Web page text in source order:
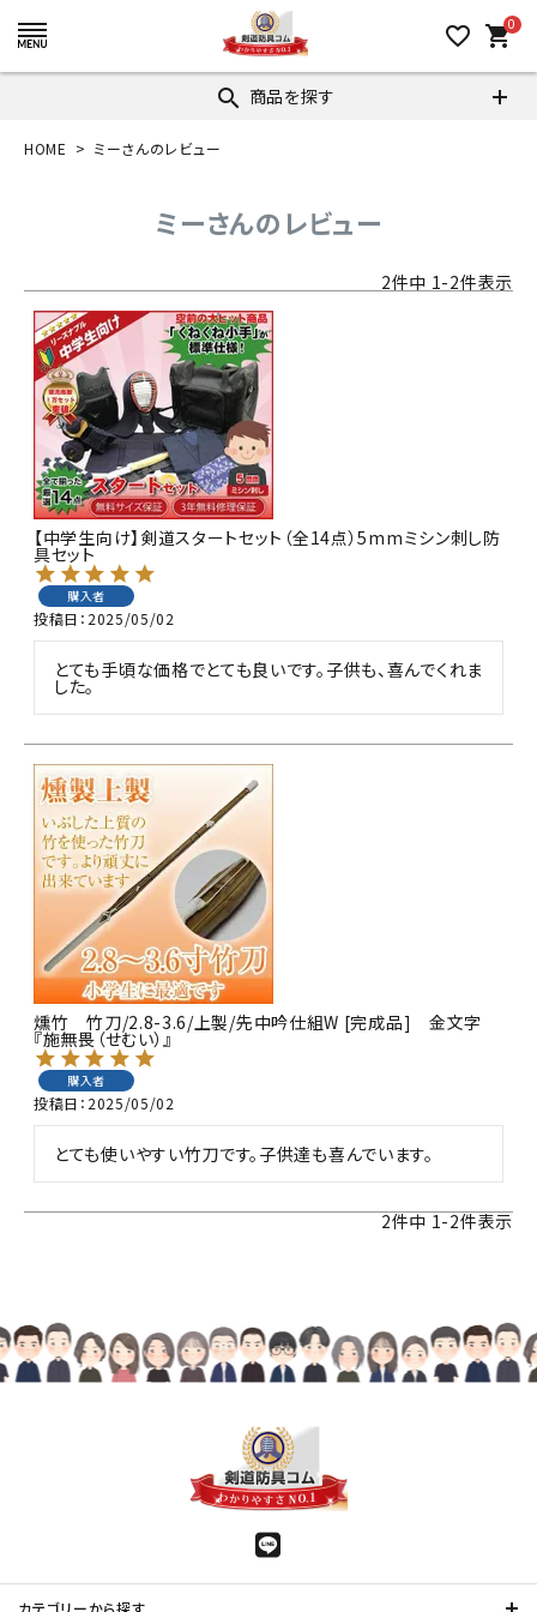
favorite_border 0
shopping_cart
search 商品を探す
HOME ミーさんのレビュー
ミーさんのレビュー
2件中 1-2件表示
【中学生向け】剣道スタートセット（全14点）5mmミシン刺し防
具セット
購入者
投稿日 2025/05/02
とても手頃な価格でとても良いです。子供も、喜んでくれま
した。
燻竹 竹刀/2.8-3.6/上製/先中吟仕組W [完成品] 金文字
『施無畏（せむい）』
購入者
投稿日 2025/05/02
とても使いやすい竹刀です。子供達も喜んでいます。
2件中 1-2件表示
カテゴリーから探す